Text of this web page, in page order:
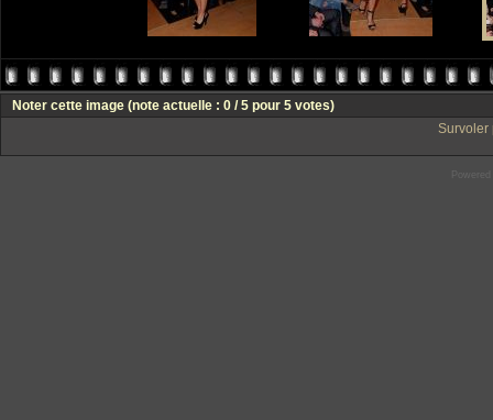
Noter cette image (note actuelle : 0 / 5 pour 5 votes)
Survoler